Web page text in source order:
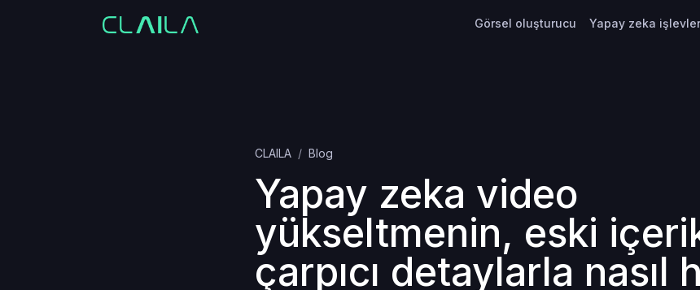
Görsel oluşturucu Yapay zeka
CLAILA Blog
Yapay zeka video
yükseltmenin, eski
çarpıcı detaylarla nasıl